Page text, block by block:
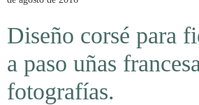
Diseño corsé para
a paso uñas
fotografías.